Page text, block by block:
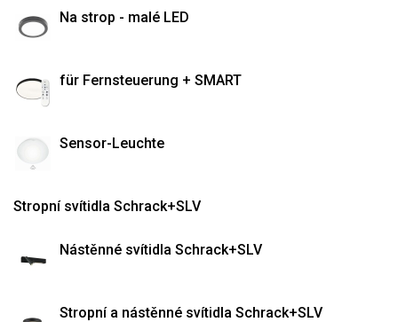
Na strop - malé LED
für Fernsteuerung + SMART
Sensor-Leuchte
Stropní svítidla Schrack+SLV
Nástěnné svítidla Schrack+SLV
Stropní a nástěnné svítidla Schrack+SLV